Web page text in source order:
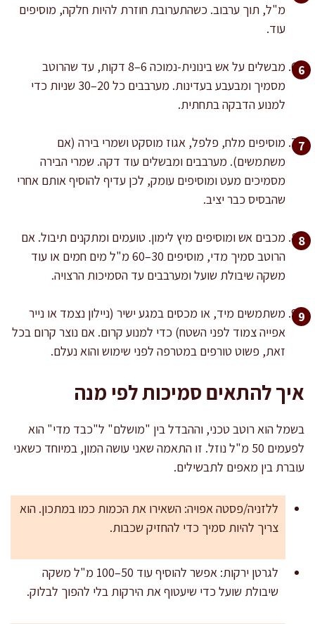
מ"ל, תוך ערבוב. כשהתערובת חוזרת להיות חלקה, מוסיפים
עוד.
מבשלים על אש בינונית-נמוכה 6–8 דקות, עד שהרוטב
מסמיך ומבעבע בעדינות. מערבבים כל 20–30 שניות כדי
למנוע הדבקה בתחתית.
מוסיפים מלח, פלפל, אגוז מוסקט ושמרי בירה (אם
משתמשים). מערבבים ומבשלים עוד דקה. שמרי הבירה
מסמיכים מעט ומוסיפים עומק, לכן עדיף להוסיף אותם אחרי
שהבסיס כבר יציב.
מכבים אש ומוסיפים מיץ לימון. טועמים ומתקנים תיבול. אם
הרוטב סמיך מדי, מוסיפים 30–60 מ"ל מים חמים או עוד
משקה שיבולת שועל ומערבבים עד הסמיכות הרצויה.
משתמשים מיד, או מכסים במגע ישיר (ניילון נצמד או נייר
אפייה צמוד לפני השטח) כדי למנוע קרום. אם נוצר קרום בכל
זאת, פשוט טורפים במטרפה לפני שימוש והוא נעלם.
איך להתאים סמיכות לפי מנה
בשמל הוא רוטב טכני, וההבדל בין "מושלם" ל"כבד מדי" הוא
לפעמים 50 מ"ל נוזל. זו התאמה שאני עושה המון, במיוחד כשאני
עוברת בין מאפים לתבשילים.
ללזניה/פסטה אפויה: השאירו את הכמות כמו במתכון. הוא
צריך להיות סמיך כדי להחזיק שכבות.
לגרטן ירקות: אפשר להוסיף עוד 50–100 מ"ל משקה
שיבולת שועל כדי שיעטוף את הירקות בלי להפוך לבלוק.